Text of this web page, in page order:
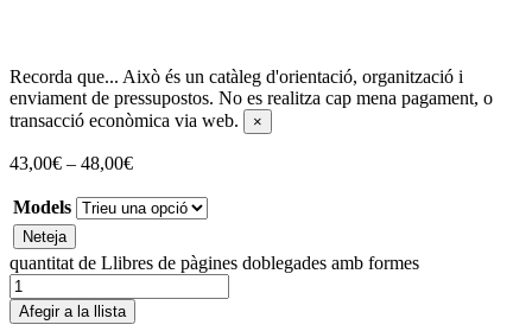
Recorda que... Això és un catàleg d'orientació, organització i
enviament de pressupostos. No es realitza cap mena pagament, o
transacció econòmica via web.
×
43,00€ – 48,00€
Models
Neteja
quantitat de Llibres de pàgines doblegades amb formes
Afegir a la llista